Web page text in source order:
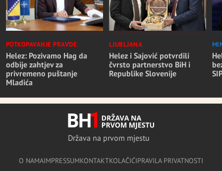
POTKOPAVANJE PRAVDE
Helez: Pozivamo Hag da
odbije zahtjev za
privremeno puštanje
Mladića
LJUBLJANA
Helez i Sajović potvrdili
čvrsto partnerstvo BiH i
Republike Slovenije
Država na prvom mjestu
O NAMAIMPRESSUMKONTAKTKOLAČIĆIPRAVILA PRIVATNOSTI